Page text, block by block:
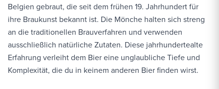
Belgien gebraut, die seit dem frühen 19. Jahrhundert für
ihre Braukunst bekannt ist. Die Mönche halten sich streng
an die traditionellen Brauverfahren und verwenden
ausschließlich natürliche Zutaten. Diese jahrhundertealte
Erfahrung verleiht dem Bier eine unglaubliche Tiefe und
Komplexität, die du in keinem anderen Bier finden wirst.